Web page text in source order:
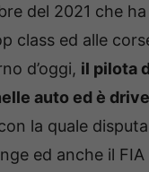
del 2021 che
class ed alle
d’oggi, il pilota
auto ed è
la quale
ed anche il FIA